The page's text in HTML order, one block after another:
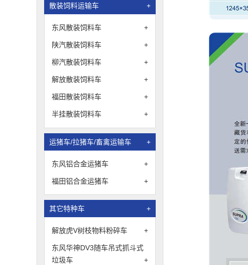
散装饲料运输车 +
东风散装饲料车 +
陕汽散装饲料车 +
柳汽散装饲料车 +
解放散装饲料车 +
福田散装饲料车 +
半挂散装饲料车 +
运猪车/拉猪车/畜禽运输车 +
东风铝合金运猪车 +
福田铝合金运猪车 +
其它特种车 +
解放虎V树枝物料粉碎车 +
东风华神DV3随车吊式抓斗式
垃圾车
+